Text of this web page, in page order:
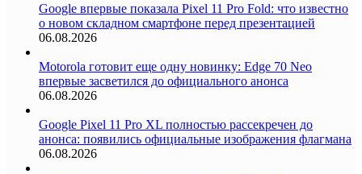
Google впервые показала Pixel 11 Pro Fold: что известно
о новом складном смартфоне перед презентацией
06.08.2026
Motorola готовит еще одну новинку: Edge 70 Neo
впервые засветился до официального анонса
06.08.2026
Google Pixel 11 Pro XL полностью рассекречен до
анонса: появились официальные изображения флагмана
06.08.2026